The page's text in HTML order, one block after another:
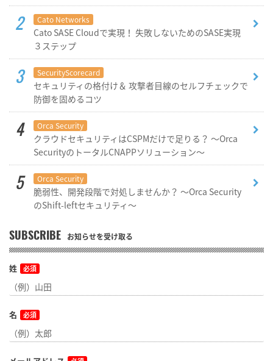
Cato Networks
Cato SASE Cloudで実現！ 失敗しないためのSASE実現
３ステップ
SecurityScorecard
セキュリティの格付け＆ 攻撃者目線のセルフチェックで
防御を固めるコツ
Orca Security
クラウドセキュリティはCSPMだけで足りる？ ～Orca
SecurityのトータルCNAPPソリューション～
Orca Security
脆弱性、開発段階で対処しませんか？ ～Orca Security
のShift-leftセキュリティ～
SUBSCRIBE お知らせを受け取る
姓 必須
名 必須